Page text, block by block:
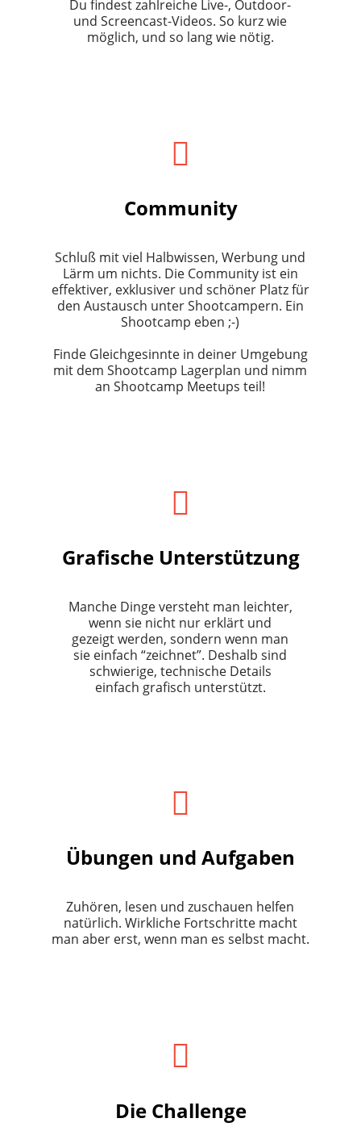
Du findest zahlreiche Live-, Outdoor-
und Screencast-Videos. So kurz wie
möglich, und so lang wie nötig.
Community
Schluß mit viel Halbwissen, Werbung und
Lärm um nichts. Die Community ist ein
effektiver, exklusiver und schöner Platz für
den Austausch unter Shootcampern. Ein
Shootcamp eben ;-)
Finde Gleichgesinnte in deiner Umgebung
mit dem Shootcamp Lagerplan und nimm
an Shootcamp Meetups teil!
Grafische Unterstützung
Manche Dinge versteht man leichter,
wenn sie nicht nur erklärt und
gezeigt werden, sondern wenn man
sie einfach “zeichnet”. Deshalb sind
schwierige, technische Details
einfach grafisch unterstützt.
Übungen und Aufgaben
Zuhören, lesen und zuschauen helfen
natürlich. Wirkliche Fortschritte macht
man aber erst, wenn man es selbst macht.
Die Challenge